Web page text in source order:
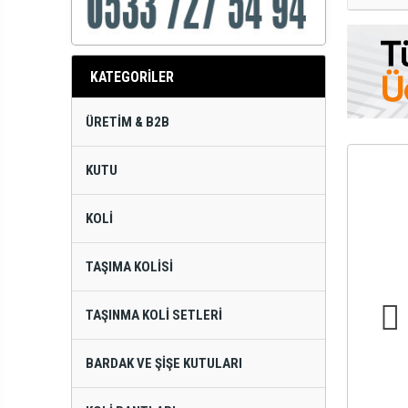
KATEGORİLER
ÜRETIM & B2B
KUTU
KOLI
TAŞIMA KOLISI
TAŞINMA KOLI SETLERI
BARDAK VE ŞIŞE KUTULARI